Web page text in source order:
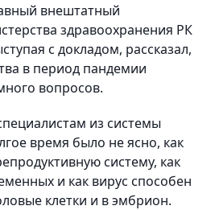
внештатный
здравоохранения РК
с докладом, рассказал,
в период пандемии
вопросов.
из системы
время было не ясно, как
систему, как
и как вирус способен
клетки и в эмбрион.